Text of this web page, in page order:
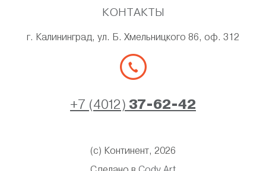
КОНТАКТЫ
г. Калининград, ул. Б. Хмельницкого 86, оф. 312
+7 (4012) 37-62-42
(с) Континент, 2026